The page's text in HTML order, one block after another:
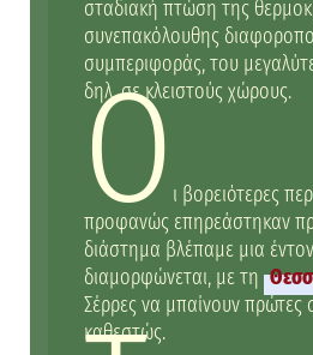
σταδιακή πτώση της
συνεπακόλουθης
συμπεριφοράς, του
δηλ. σε κλειστούς χώρους.
Οι βορειότερες
προφανώς επηρεάστηκαν
διάστημα βλέπαμε μια
διαμορφώνεται, με τη
Σέρρες να μπαίνουν
καθεστώς.